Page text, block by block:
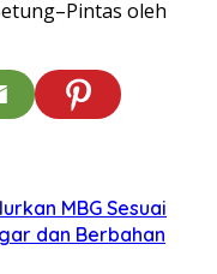
oleh
MBG Sesuai
dan Berbahan